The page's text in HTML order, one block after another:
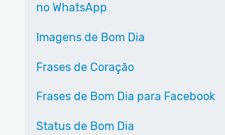
no WhatsApp
Imagens de Bom Dia
Frases de Coração
Frases de Bom Dia para Facebook
Status de Bom Dia